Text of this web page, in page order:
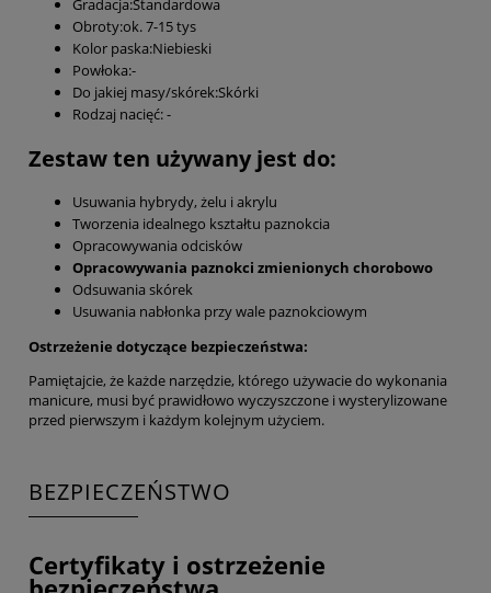
Gradacja:Standardowa
Obroty:ok. 7-15 tys
Kolor paska:Niebieski
Powłoka:-
Do jakiej masy/skórek:Skórki
Rodzaj nacięć: -
Zestaw ten używany jest do:
Usuwania hybrydy, żelu i akrylu
Tworzenia idealnego kształtu paznokcia
Opracowywania odcisków
Opracowywania paznokci zmienionych chorobowo
Odsuwania skórek
Usuwania nabłonka przy wale paznokciowym
Ostrzeżenie dotyczące bezpieczeństwa:
Pamiętajcie, że każde narzędzie, którego używacie do wykonania
manicure, musi być prawidłowo wyczyszczone i wysterylizowane
przed pierwszym i każdym kolejnym użyciem.
BEZPIECZEŃSTWO
Certyfikaty i ostrzeżenie